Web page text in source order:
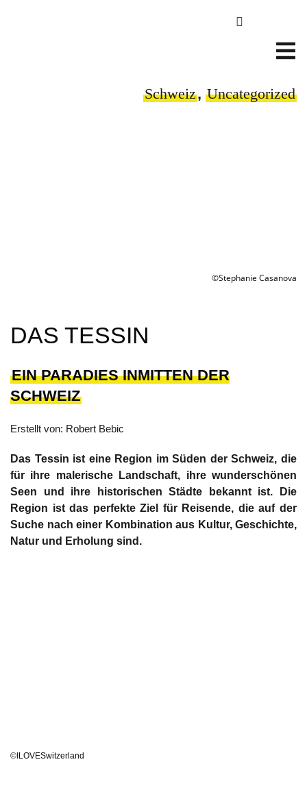
Schweiz, Uncategorized
©Stephanie Casanova
DAS TESSIN
EIN PARADIES INMITTEN DER
SCHWEIZ
Erstellt von: Robert Bebic
Das Tessin ist eine Region im Süden der Schweiz, die
für ihre malerische Landschaft, ihre wunderschönen
Seen und ihre historischen Städte bekannt ist. Die
Region ist das perfekte Ziel für Reisende, die auf der
Suche nach einer Kombination aus Kultur, Geschichte,
Natur und Erholung sind.
©ILOVESwitzerland